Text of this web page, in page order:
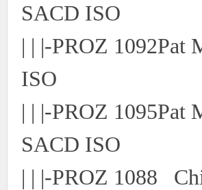
SACD ISO
| | |-PROZ
ISO
| | |-PROZ 1095Pat
SACD ISO
| | |-PROZ 1088